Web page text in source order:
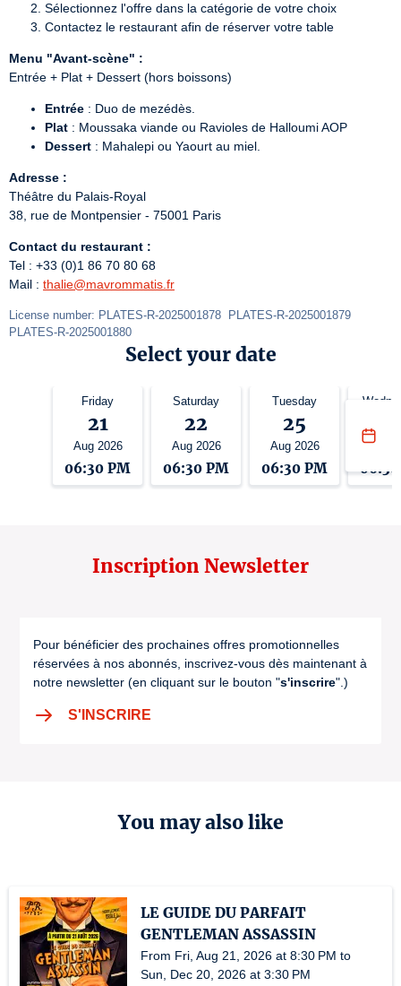
Sélectionnez l'offre dans la catégorie de votre choix
Contactez le restaurant afin de réserver votre table
Menu "Avant-scène" :
Entrée + Plat + Dessert (hors boissons)
Entrée : Duo de mezédès.
Plat : Moussaka viande ou Ravioles de Halloumi AOP
Dessert : Mahalepi ou Yaourt au miel.
Adresse :
Théâtre du Palais-Royal
38, rue de Montpensier - 75001 Paris
Contact du restaurant :
Tel : +33 (0)1 86 70 80 68
Mail : thalie@mavrommatis.fr
License number: PLATES-R-2025001878  PLATES-R-2025001879
PLATES-R-2025001880
Select your date
Friday
21
Aug 2026
06:30 PM
Saturday
22
Aug 2026
06:30 PM
Tuesday
25
Aug 2026
06:30 PM
Aug
Inscription Newsletter
Pour bénéficier des prochaines offres promotionnelles
réservées à nos abonnés, inscrivez-vous dès maintenant à
notre newsletter (en cliquant sur le bouton "s'inscrire".)
S'INSCRIRE
You may also like
LE GUIDE DU PARFAIT
GENTLEMAN ASSASSIN
From Fri, Aug 21, 2026 at 8:30 PM to
Sun, Dec 20, 2026 at 3:30 PM